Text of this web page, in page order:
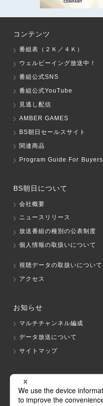
コンテンツ
番組表（２Ｋ／４Ｋ）
ウェルビーイング放送中！
番組公式SNS
番組公式YouTube
見逃し配信
AMBER GAMES
BS朝日セールスサイト
関連商品
Program Guide For Buyers
BS朝日について
会社概要
ニュースリリース
放送番組の種別の公表制度
個人情報の取扱いについて
視聴データの取扱いについて
アクセス
お知らせ
マルチチャンネル編成
データ放送について
サイトマップ
グループ会社
テレビ朝日